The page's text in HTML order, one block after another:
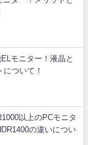
モニター！液晶と
ついて！
以上のPCモニタ
の違いについ